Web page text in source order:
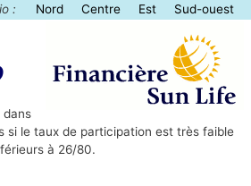
:
Nord Centre Est Sud-ouest
dans
si le taux de participation est très faible
à 26/80.